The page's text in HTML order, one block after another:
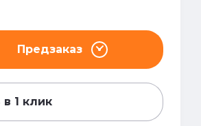
Предзаказ
в 1 клик